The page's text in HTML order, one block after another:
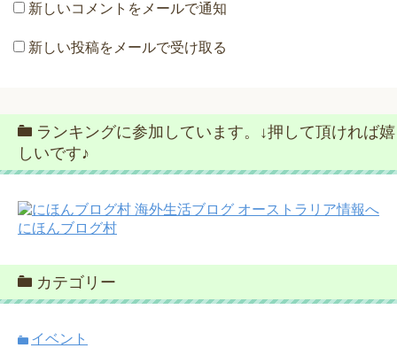
新しいコメントをメールで通知
新しい投稿をメールで受け取る
ランキングに参加しています。↓押して頂ければ嬉
しいです♪
にほんブログ村
カテゴリー
イベント